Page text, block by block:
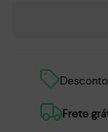
Frete